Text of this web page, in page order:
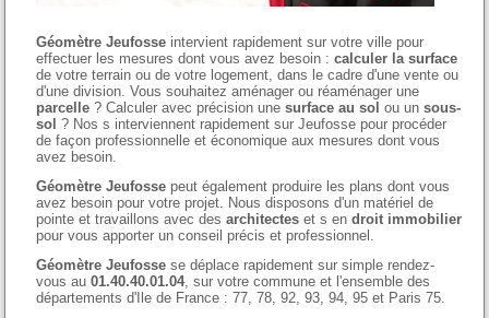
Géomètre Jeufosse intervient rapidement sur votre ville pour
effectuer les mesures dont vous avez besoin :calculer la surface
de votre terrain ou de votre logement, dans le cadre d'une vente ou
d'une division. Vous souhaitez aménager ou réaménager une
parcelle ? Calculer avec précision unesurface au sol ou unsous-
sol ? Nos s interviennent rapidement sur Jeufosse pour procéder
de façon professionnelle et économique aux mesures dont vous
avez besoin.
Géomètre Jeufosse peut également produire les plans dont vous
avez besoin pour votre projet. Nous disposons d'un matériel de
pointe et travaillons avec desarchitectes et s endroit immobilier
pour vous apporter un conseil précis et professionnel.
Géomètre Jeufosse se déplace rapidement sur simple rendez-
vous au01.40.40.01.04, sur votre commune et l'ensemble des
départements d'Ile de France : 77, 78, 92, 93, 94, 95 et Paris 75.